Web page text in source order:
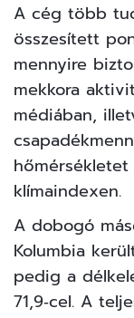
A cég több
összesített
mennyire
mekkora
médiában,
klímaindexen.
A dobogó
Kolumbia
pedig a
71,9‑cel. A